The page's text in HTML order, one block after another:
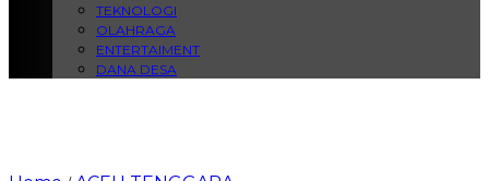
TEKNOLOGI
OLAHRAGA
ENTERTAIMENT
DANA DESA